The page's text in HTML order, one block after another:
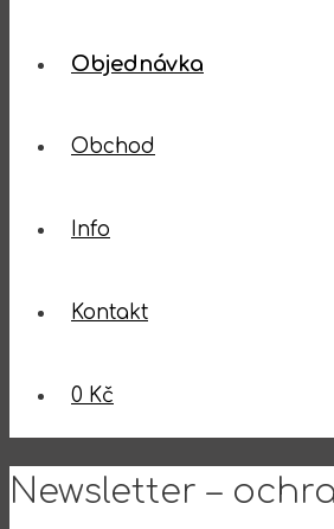
Objednávka
Obchod
Info
Kontakt
0 Kč
Newsletter –